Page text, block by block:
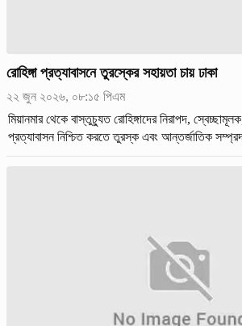
রোহিঙ্গা প্রত্যাবাসনে তুরস্কের সহায়তা চায় ঢাকা
২২ জুন ২০২৬, ০৮:১৫ পিএম
মিয়ানমার থেকে বাস্তুচ্যুত রোহিঙ্গাদের নিরাপদ,
প্রত্যাবাসন নিশ্চিত করতে তুরস্ক এবং আন্তর্জাতিক
বাংলাদেশ।